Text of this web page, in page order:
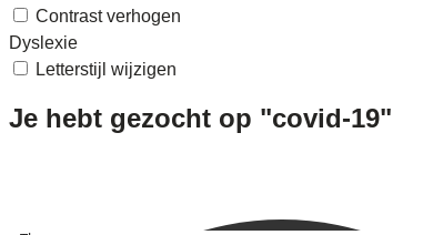
Contrast verhogen
Dyslexie
Letterstijl wijzigen
Je hebt gezocht op "covid-19"